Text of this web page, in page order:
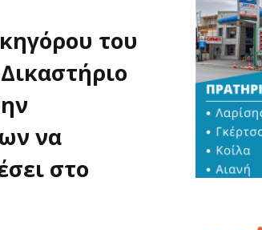
του
να
στο